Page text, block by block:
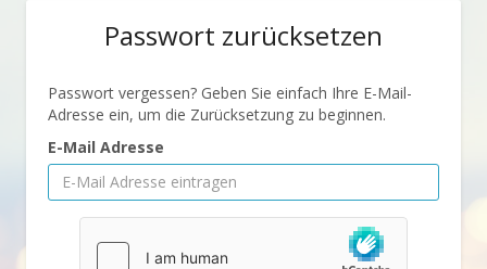
Passwort zurücksetzen
Passwort vergessen? Geben Sie einfach Ihre E-Mail-
Adresse ein, um die Zurücksetzung zu beginnen.
E-Mail Adresse